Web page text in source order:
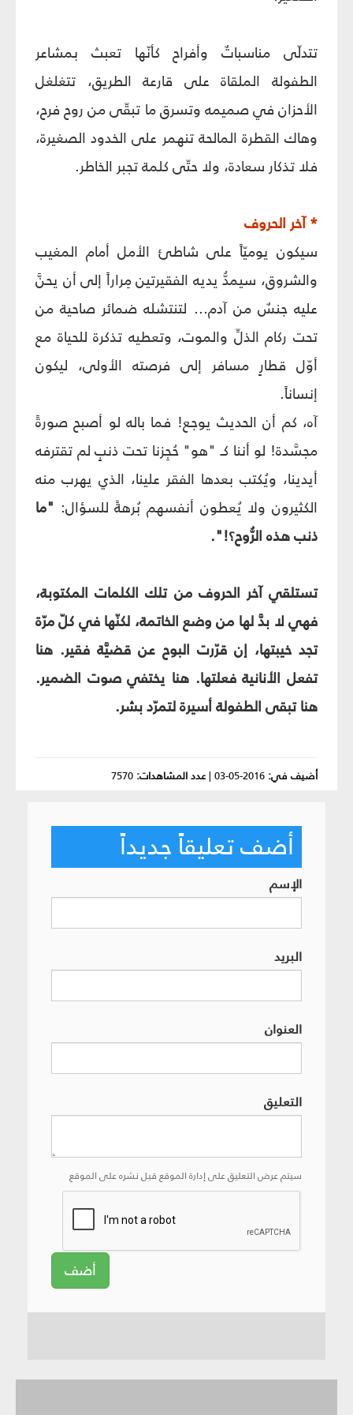
تتدلّى مناسباتٌ وأفراح كأنّها تعبث بمشاعر
الطفولة الملقاة على قارعة الطريق، تتغلغل
الأحزان في صميمه وتسرق ما تبقّى من روح فرح،
وهاك القطرة المالحة تنهمر على الخدود الصغيرة،
فلا تذكار سعادة، ولا حتّى كلمة تجبر الخاطر.
* آخر الحروف
سيكون يوميّاً على شاطئ الأمل أمام المغيب
والشروق، سيمدُّ يديه الفقيرتين مِراراً إلى أن يحنَّ
عليه جنسٌ من آدم... لتنتشله ضمائر صاحية من
تحت ركام الذلِّ والموت، وتعطيه تذكرة للحياة مع
أوّل قطارٍ مسافر إلى فرصته الأولى، ليكون
إنساناً.
آه، كم أن الحديث يوجع! فما باله لو أصبح صورةً
مجسَّدة! لو أننا كـ "هو" حُجِزنا تحت ذنبٍ لم تقترفه
أيدينا، ويُكتب بعدها الفقر علينا، الذي يهرب منه
الكثيرون ولا يُعطون أنفسهم بُرهةً للسؤال: "ما
ذنب هذه الرُّوح؟!".
تستلقي آخر الحروف من تلك الكلمات المكتوبة،
فهي لا بدَّ لها من وضع الخاتمة، لكنّها في كلّ مرّة
تجد خيبتها، إن قرّرت البوح عن قضيَّة فقير. هنا
تفعل الأنانية فعلتها. هنا يختفي صوت الضمير.
هنا تبقى الطفولة أسيرة لتمرّد بشر.
أضيف في: 2016-05-03
|عدد المشاهدات: 7570
أضف تعليقاً جديداً
الإسم
البريد
العنوان
التعليق
سيتم عرض التعليق على إدارة الموقع قبل نشره على الموقع
أضف